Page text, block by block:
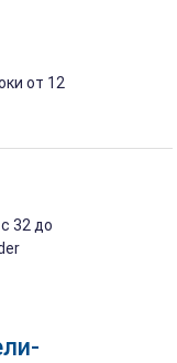
от 12
32 до